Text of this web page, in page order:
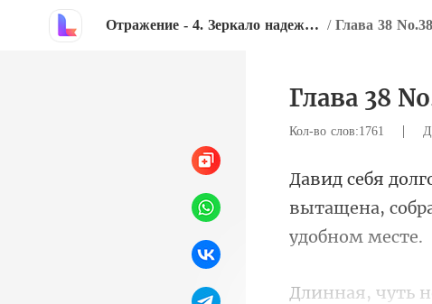
Отражение - 4. Зеркало надежды / Глава 38 No.38
Глава 38
Кол-во слов:1761 |
вытащена,
уть